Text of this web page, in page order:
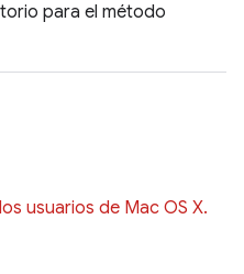
para el método
usuarios de Mac OS X.